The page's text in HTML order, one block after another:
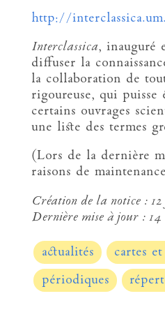
http://
Interclassica, inauguré
diffuser la
la collaboration de
rigoureuse, qui puisse
certains ouvrages
une liste des termes
(Lors de la dernière
raisons de
Création de la notice :
Dernière mise à jour : 14
actualités cartes
périodiques